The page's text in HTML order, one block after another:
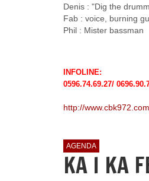
Denis : "Dig the
Fab : voice, burning
Phil : Mister bassman
INFOLINE:
0596.74.69.27/
http://www.cbk972.com
AGENDA
KA I KA